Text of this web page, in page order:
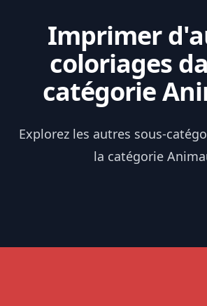
Imprimer
coloriages
catégorie
Explorez les autres sous-
la catégorie